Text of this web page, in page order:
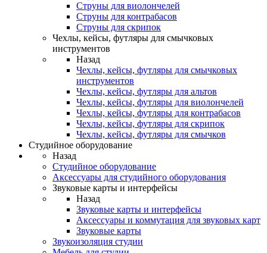
Струны для виолончелей
Струны для контрабасов
Струны для скрипок
Чехлы, кейсы, футляры для смычковых
инструментов
Назад
Чехлы, кейсы, футляры для смычковых
инструментов
Чехлы, кейсы, футляры для альтов
Чехлы, кейсы, футляры для виолончелей
Чехлы, кейсы, футляры для контрабасов
Чехлы, кейсы, футляры для скрипок
Чехлы, кейсы, футляры для смычков
Студийное оборудование
Назад
Студийное оборудование
Аксессуары для студийного оборудования
Звуковые карты и интерфейсы
Назад
Звуковые карты и интерфейсы
Аксессуары и коммутация для звуковых карт
Звуковые карты
Звукоизоляция студии